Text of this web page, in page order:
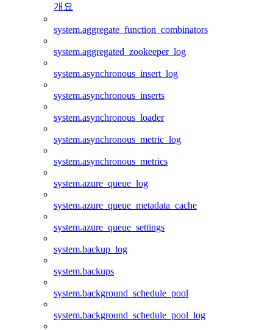
개요
system.aggregate_function_combinators
system.aggregated_zookeeper_log
system.asynchronous_insert_log
system.asynchronous_inserts
system.asynchronous_loader
system.asynchronous_metric_log
system.asynchronous_metrics
system.azure_queue_log
system.azure_queue_metadata_cache
system.azure_queue_settings
system.backup_log
system.backups
system.background_schedule_pool
system.background_schedule_pool_log